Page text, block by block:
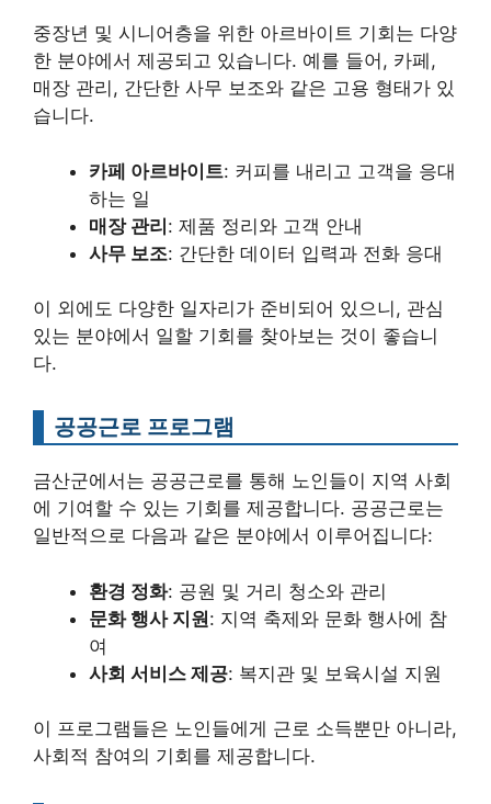
중장년 및 시니어층을 위한 아르바이트 기회는 다양
한 분야에서 제공되고 있습니다. 예를 들어, 카페,
매장 관리, 간단한 사무 보조와 같은 고용 형태가 있
습니다.
카페 아르바이트: 커피를 내리고 고객을 응대
하는 일
매장 관리: 제품 정리와 고객 안내
사무 보조: 간단한 데이터 입력과 전화 응대
이 외에도 다양한 일자리가 준비되어 있으니, 관심
있는 분야에서 일할 기회를 찾아보는 것이 좋습니
다.
공공근로 프로그램
금산군에서는 공공근로를 통해 노인들이 지역 사회
에 기여할 수 있는 기회를 제공합니다. 공공근로는
일반적으로 다음과 같은 분야에서 이루어집니다:
환경 정화: 공원 및 거리 청소와 관리
문화 행사 지원: 지역 축제와 문화 행사에 참
여
사회 서비스 제공: 복지관 및 보육시설 지원
이 프로그램들은 노인들에게 근로 소득뿐만 아니라,
사회적 참여의 기회를 제공합니다.